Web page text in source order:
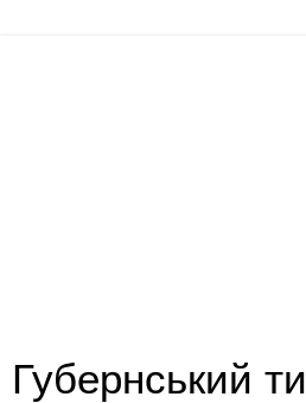
Губернський